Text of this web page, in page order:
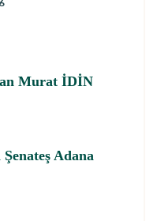
Murat İDİN
Adana